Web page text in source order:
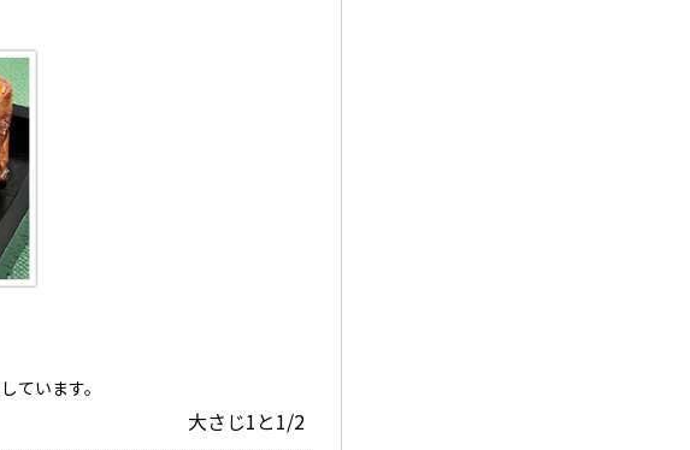
ています。
大さじ1と1/2